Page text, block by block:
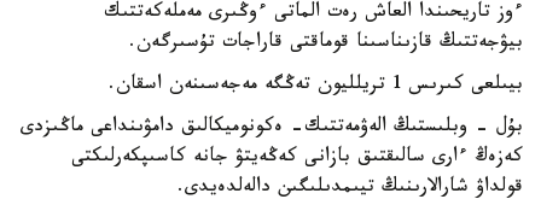
ءوز تاريحىندا العاش رەت الماتى ءوڭىرى مەملەكەتتىك
بيۋجەتتىڭ قازىناسىنا قوماقتى قاراجات تۇسىرگەن.
بيىلعى كىرىس 1 تريلليون تەڭگە مەجەسىنەن اسقان.
بۇل - وبلىستىڭ الەۋمەتتىك- ەكونوميكالىق دامۋىنداعى ماڭىزدى
كەزەڭ ءارى سالىقتىق بازانى كەڭەيتۋ جانە كاسىپكەرلىكتى
قولداۋ شارالارىنىڭ تيىمدىلىگىن دالەلدەيدى.